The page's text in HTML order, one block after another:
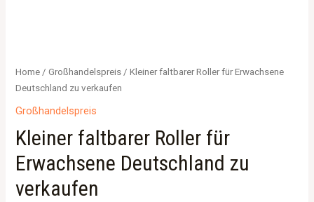
Home /Großhandelspreis / Kleiner faltbarer Roller für Erwachsene
Deutschland zu verkaufen
Großhandelspreis
Kleiner faltbarer Roller für
Erwachsene Deutschland zu
verkaufen